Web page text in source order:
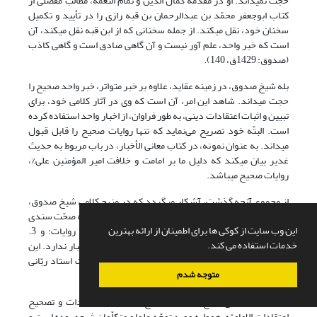
این وب سایت از کوکی ها برای اطمینان از ارائه بهترین
خدمات استفاده می کند.
متوجه شدم
کتاب ابوجعفر محمّد بن عبدالرحمان بن قبه رازی را در تأیید و تکمیل
سخنان خود، نقل می‎کند. از جمله سخنانی که از ابن قبه نقل می‎کند، آن
است که خبر واحد، علم آور نیست و آن گاهی صادق است و گاهی کاذب
(صدوق: 1429ق، 140).
بله شیخ صدوق، در زمینه عقاید، علاوه بر خبر متواتر، خبر واحد صحیح را
حجت می‎داند. شاهد این امر، آن است که وی در آثار کلامی خود، برای
تبیین و اثبات اعتقادات دینی، به طور فراوان، از اخبار واحد استفاده کرده
است. البتّه خود تصریح می‌نماید که تنها روایات صحیح را قابل قبول
می‏داند. به عنوان نمونه، در کتاب معانی الأخبار، در باب مربوط به حدیث
غدیر بیان می‎کند که دلیل ما بر امامت و خلافت امیر المؤمنین علی%،
روایات صحیح می‎باشد.
از مجموع آن‎چه گذشت، آشکار می‎گردد که در منهج کلامی شیخ صدوق،
روش ظاهرگرایی، به هیچ یک از معانی آن (1. عدم اهتمام به صحّت سندی
روایات؛ 2. عدم اهتمام به بررسی محتوایی و اجتهادی روایات؛ و 3.
پذیرش همه روایات حتّی روایات مخالف با حکم عقل)، اعتبار ندارد. این
معانی سه گانه برای ظاهرگرایی را از محضر درس حضرت استاد ربّانی
تتمّه:
دیدگاه‎های شیخ صدوق و شیخ مفید در الاعتقادات و تصحیح